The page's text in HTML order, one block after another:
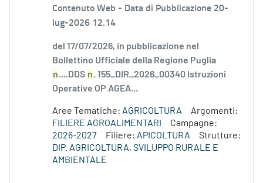
Contenuto Web - Data di Pubblicazione 20-
lug-2026 12.14
del 17/07/2026, in pubblicazione nel
Bollettino Ufficiale della Regione Puglia
n....DDS n. 155_DIR_2026_00340 Istruzioni
Operative OP AGEA...
Aree Tematiche: AGRICOLTURA
Argomenti:
FILIERE AGROALIMENTARI
Campagne:
2026-2027
Filiere: APICOLTURA
Strutture:
DIP. AGRICOLTURA, SVILUPPO RURALE E
AMBIENTALE